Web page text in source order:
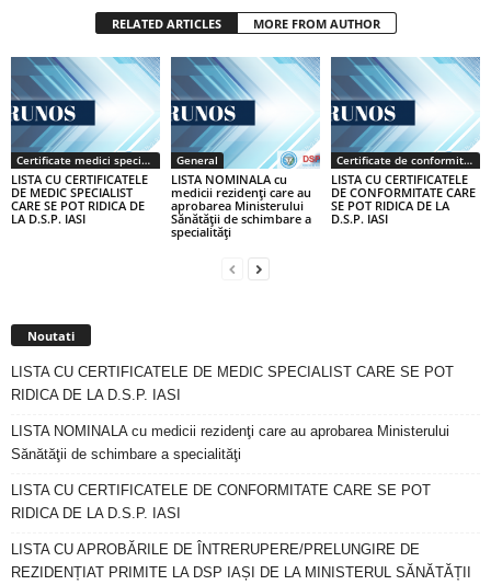
RELATED ARTICLES MORE FROM AUTHOR
Certificate medici specialiști / primari
LISTA CU CERTIFICATELE
DE MEDIC SPECIALIST
CARE SE POT RIDICA DE
LA D.S.P. IASI
General
LISTA NOMINALA cu
medicii rezidenţi care au
aprobarea Ministerului
Sănătăţii de schimbare a
specialităţi
Certificate de conformitate
LISTA CU CERTIFICATELE
DE CONFORMITATE CARE
SE POT RIDICA DE LA
D.S.P. IASI
Noutati
LISTA CU CERTIFICATELE DE MEDIC SPECIALIST CARE SE POT
RIDICA DE LA D.S.P. IASI
LISTA NOMINALA cu medicii rezidenţi care au aprobarea Ministerului
Sănătăţii de schimbare a specialităţi
LISTA CU CERTIFICATELE DE CONFORMITATE CARE SE POT
RIDICA DE LA D.S.P. IASI
LISTA CU APROBĂRILE DE ÎNTRERUPERE/PRELUNGIRE DE
REZIDENȚIAT PRIMITE LA DSP IAȘI DE LA MINISTERUL SĂNĂTĂȚII